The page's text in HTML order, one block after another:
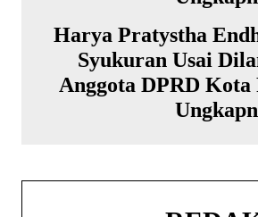
Harya Pratystha
Syukuran Usai
Anggota DPRD Kota